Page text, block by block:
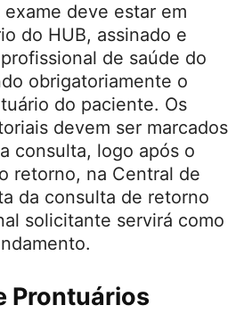
deve estar em
do HUB, assinado e
de saúde do
obrigatoriamente o
do paciente. Os
devem ser marcados
consulta, logo após o
retorno, na Central de
da consulta de retorno
solicitante servirá como
Prontuários